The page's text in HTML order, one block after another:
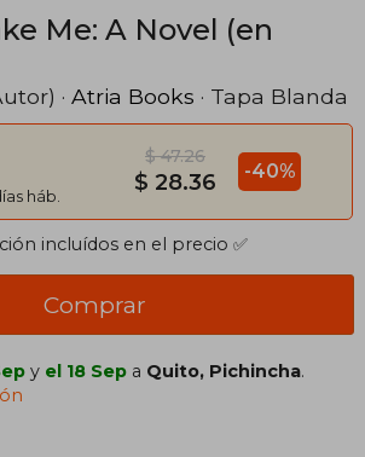
Me: A Novel (en
· Atria Books · Tapa Blanda
háb.
$ 47.26
$ 28.36 -40%
incluídos en el precio ✅
Comprar
y el 18 Sep a Quito, Pichincha.